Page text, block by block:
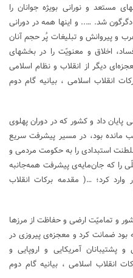
مستعد و نورانی بویژه جوانان را
شد. ….. و اینها همه در دورانی
و پیروانش و تبلیغات پُر حجم آنان
اخلاق و معنویّت را در بخشهای
دیگر از انقلاب و نظام اسلامی
انقلاب اسلامی ، بیانیه گام دوم
پایان داد و کشور که در دوران پهلوی
بود، در مسیر پیشرفت سریع
استبدادی را به حکومت مردمی و
را که جان‌مایه‌‌ی پیشرفت همه‌جانبه
کرد؛ …( مقدمه برکات انقلاب
و تمامیّت ارضی و حفاظت از مرزها
بود ضمانت کرد و معجزه‌ی پیروزی در
آمریکایی و اروپایی و
انقلاب اسلامی ، بیانیه گام دوم